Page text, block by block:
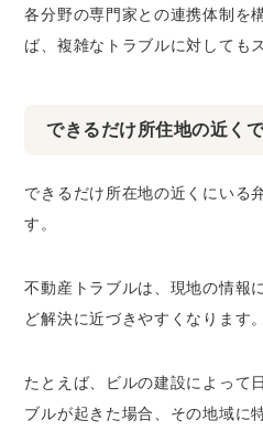
各分野の専門家との連携体制を
ば、複雑なトラブルに対しても
できるだけ所住地の近く
できるだけ所在地の近くにいる
す。
不動産トラブルは、現地の情報
ど解決に近づきやすくなります。
たとえば、ビルの建設によって
ブルが起きた場合、その地域に